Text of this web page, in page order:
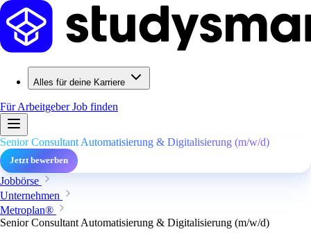
Alles für deine Karriere
Für ArbeitgeberJob finden
Senior Consultant Automatisierung & Digitalisierung (m/w/d)
Jetzt bewerben
Jobbörse
Unternehmen
Metroplan®
Senior Consultant Automatisierung & Digitalisierung (m/w/d)